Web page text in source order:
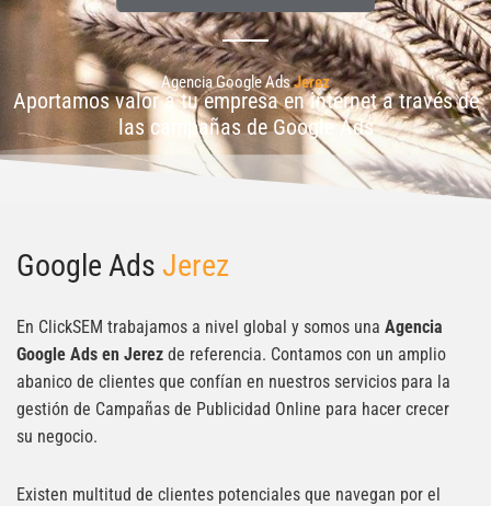
Agencia Google AdsJerez
Aportamos valor a tu empresa en internet a través de
las campañas de Google Ads
Google Ads Jerez
En ClickSEM trabajamos a nivel global y somos una Agencia
Google Ads en Jerez de referencia. Contamos con un amplio
abanico de clientes que confían en nuestros servicios para la
gestión de Campañas de Publicidad Online para hacer crecer
su negocio.
Existen multitud de clientes potenciales que navegan por el